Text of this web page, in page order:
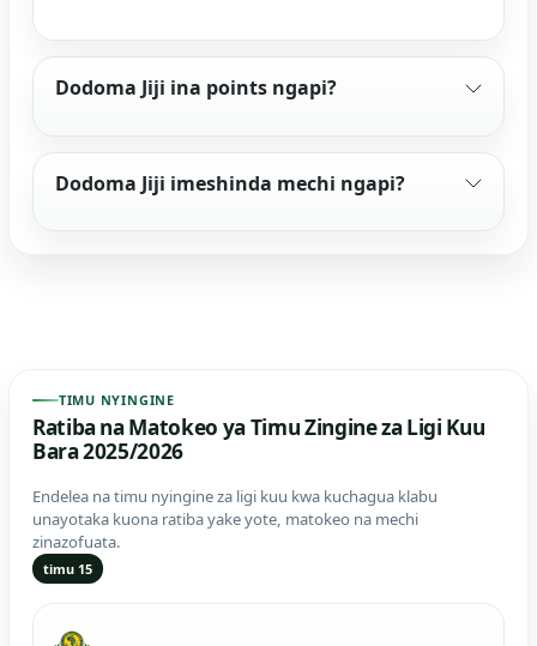
Dodoma Jiji ina points ngapi?
Dodoma Jiji imeshinda mechi ngapi?
TIMU NYINGINE
Ratiba na Matokeo ya Timu Zingine za Ligi Kuu
Bara 2025/2026
Endelea na timu nyingine za ligi kuu kwa kuchagua klabu
unayotaka kuona ratiba yake yote, matokeo na mechi
zinazofuata.
timu 15